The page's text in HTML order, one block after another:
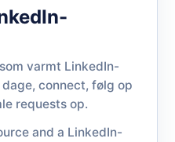
varmt LinkedIn-
connect, følg op
requests op.
and a LinkedIn-